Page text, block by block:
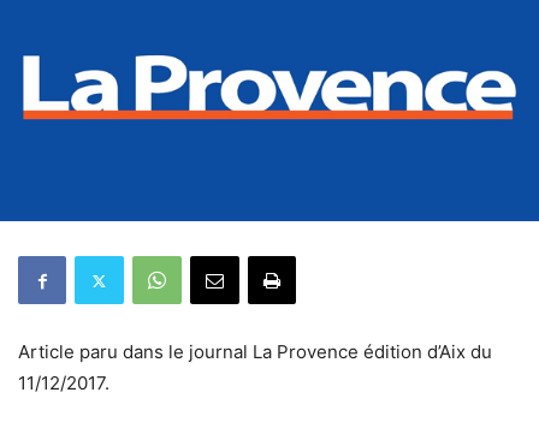
Article paru dans le journal La Provence édition d’Aix du
11/12/2017.